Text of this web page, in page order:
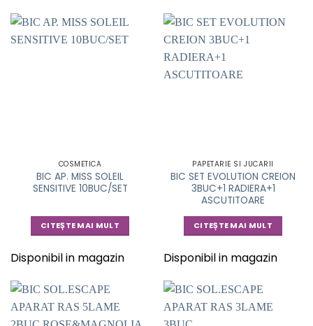
COSMETICA
BIC AP. MISS SOLEIL
SENSITIVE 10BUC/SET
CITEȘTE MAI MULT
Disponibil in magazin
PAPETARIE SI JUCARII
BIC SET EVOLUTION CREION
3BUC+1 RADIERA+1
ASCUTITOARE
CITEȘTE MAI MULT
Disponibil in magazin